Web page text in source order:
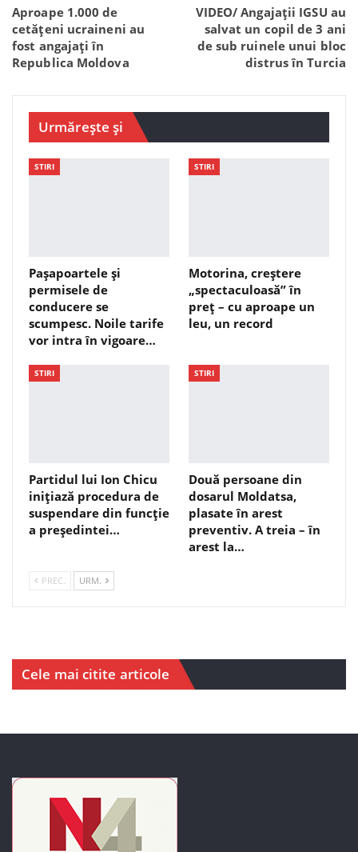
Aproape 1.000 de
cetățeni ucraineni au
fost angajați în
Republica Moldova
VIDEO/ Angajații IGSU au
salvat un copil de 3 ani
de sub ruinele unui bloc
distrus în Turcia
Urmărește și
STIRI
Pașapoartele și
permisele de
conducere se
scumpesc. Noile tarife
vor intra în vigoare…
STIRI
Motorina, creștere
„spectaculoasă” în
preț – cu aproape un
leu, un record
STIRI
Partidul lui Ion Chicu
inițiază procedura de
suspendare din funcție
a președintei…
STIRI
Două persoane din
dosarul Moldatsa,
plasate în arest
preventiv. A treia – în
arest la…
PREC. URM.
Cele mai citite articole